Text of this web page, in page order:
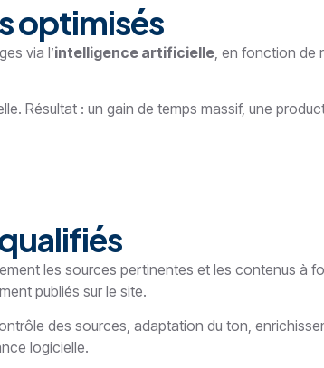
optimisés
via l’intelligence artificielle , en fonction de
Résultat : un gain de temps massif, une
les sources pertinentes et les contenus à
publiés sur le site.
des sources, adaptation du ton,
logicielle.